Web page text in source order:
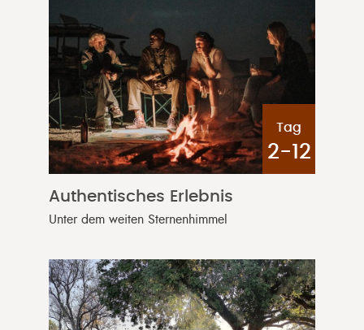
Tag
2-12
Authentisches Erlebnis
Unter dem weiten Sternenhimmel